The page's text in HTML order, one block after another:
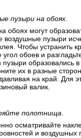
пузыри на обоях.
обоях могут
воздушные пузыри
Чтобы устранить
угол обоев и
образовались
их в разные
на край. Для
валик.
полотнища.
осматривайте
и воздушных